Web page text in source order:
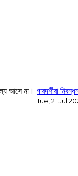
পারদর্শীরা
Tue, 21 Jul